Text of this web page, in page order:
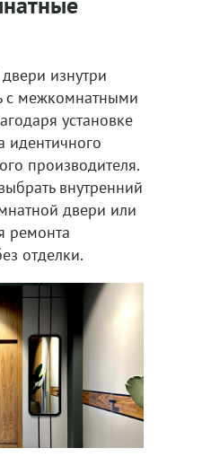
изнутри
с межкомнатными
установке
идентичного
производителя.
внутренний
двери или
ремонта
отделки.